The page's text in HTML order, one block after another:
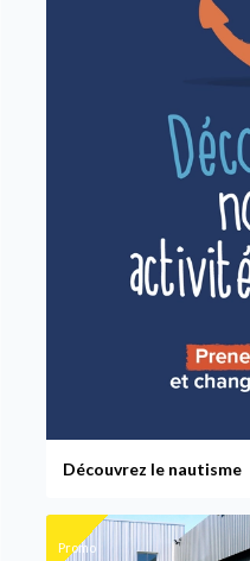
Découvrez le nautisme
Promo